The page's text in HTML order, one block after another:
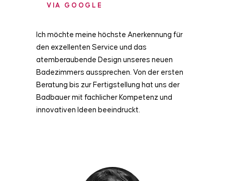
VIA GOOGLE
Ich möchte meine höchste Anerkennung für
den exzellenten Service und das
atemberaubende Design unseres neuen
Badezimmers aussprechen. Von der ersten
Beratung bis zur Fertigstellung hat uns der
Badbauer mit fachlicher Kompetenz und
innovativen Ideen beeindruckt.